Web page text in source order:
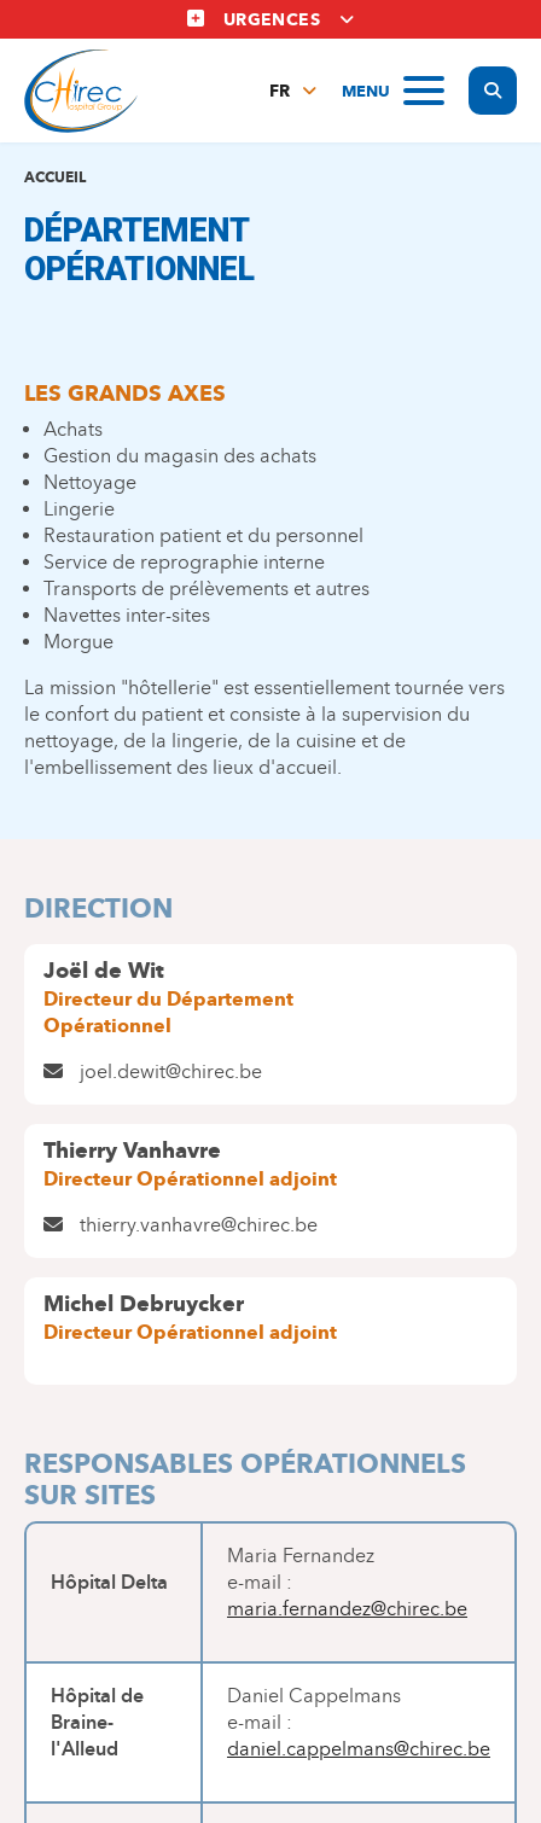
au
contenu
principal
URGENCES
MENU
FR
ACCUEIL
DÉPARTEMENT
OPÉRATIONNEL
LES GRANDS AXES
Achats
Gestion du magasin des achats
Nettoyage
Lingerie
Restauration patient et du personnel
Service de reprographie interne
Transports de prélèvements et autres
Navettes inter-sites
Morgue
La mission "hôtellerie" est essentiellement tournée vers
le confort du patient et consiste à la supervision du
nettoyage, de la lingerie, de la cuisine et de
l'embellissement des lieux d'accueil.
DIRECTION
Joël de Wit
Directeur du Département
Opérationnel
joel.dewit@chirec.be
Thierry Vanhavre
Directeur Opérationnel adjoint
thierry.vanhavre@chirec.be
Michel Debruycker
Directeur Opérationnel adjoint
RESPONSABLES OPÉRATIONNELS
SUR SITES
Hôpital Delta
Maria Fernandez
e-mail :
maria.fernandez@chirec.be
Hôpital de
Braine-
l'Alleud
Daniel Cappelmans
e-mail :
daniel.cappelmans@chirec.be